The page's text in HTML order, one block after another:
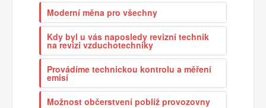
Moderní měna pro všechny
Kdy byl u vás naposledy revizní technik
na revizi vzduchotechniky
Provádíme technickou kontrolu a měření
emisí
Možnost občerstvení poblíž provozovny